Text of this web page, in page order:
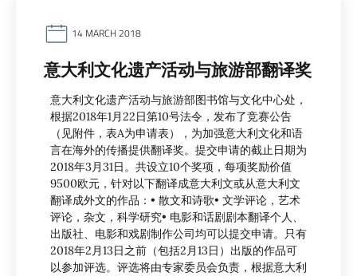
14 MARCH 2018
意大利文化遗产活动与旅游部翻译奖
意大利文化遗产活动与旅游部图书馆与文化中心处，
根据2018年1月22日第10号法令，发布了竞赛公告
（见附件，表A为申请表），为加强意大利文化和语
言在海外的传播提供翻译奖。提交申请的截止日期为
2018年3月31日。共设立10个奖项，每项奖励价值
9500欧元，针对以下翻译成意大利文或从意大利文
翻译成外文的作品：• 散文和诗歌• 文学评论，艺术
评论，杂文，科学研究• 电影和话剧剧本翻译个人、
出版社、电影和戏剧制作公司均可以提交申请。只有
2018年2月13日之前（包括2月13日）出版的作品可
以参加评选。评选将由专家委员会负责，根据意大利